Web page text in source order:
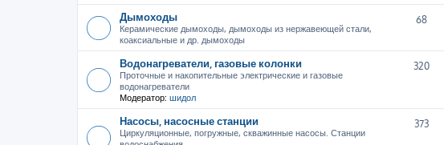
Дымоходы
Керамические дымоходы, дымоходы из нержавеющей стали,
коаксиальные и др. дымоходы
68
Водонагреватели, газовые колонки
Проточные и накопительные электрические и газовые
водонагреватели
Модератор: шидол
320
Насосы, насосные станции
Циркуляционные, погружные, скважинные насосы. Станции
373